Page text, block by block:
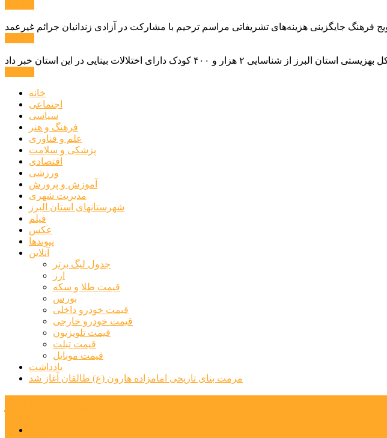
فرهنگ جایگزینی هزینه‌های تشریفاتی مراسم ترحیم با مشارکت در آزادی زندانیان جرائم غیرعمد
خانه
اجتماعی
سیاسی
فرهنگ و هنر
علم و فناوری
پزشکی و سلامت
اقتصادی
ورزشی
آموزش و پرورش
مدیریت شهری
شهرستانهای استان البرز
فیلم
عکس
پیوندها
آنلاین
جدول لیگ برتر
ارز
قیمت طلا و سکه
بورس
قیمت خودرو داخلی
قیمت خودرو خارجی
قیمت تلویزیون
قیمت تبلت
قیمت موبایل
یادداشت
مرمت بنای تاریخی امامزاده هارون (ع) طالقان آغاز شد